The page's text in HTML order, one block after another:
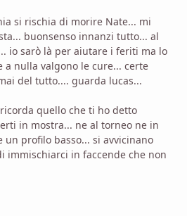
si rischia di morire Nate... mi
buonsenso innanzi tutto... al
io sarò là per aiutare i feriti ma lo
a nulla valgono le cure... certe
del tutto.... guarda lucas...
quello che ti ho detto
in mostra... ne al torneo ne in
profilo basso... si avvicinano
immischiarci in faccende che non